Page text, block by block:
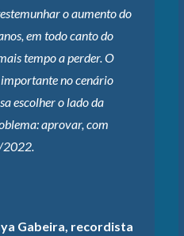
o aumento do
em todo canto do
tempo a perder. O
no cenário
escolher o lado da
aprovar, com
2022.
Gabeira, recordista